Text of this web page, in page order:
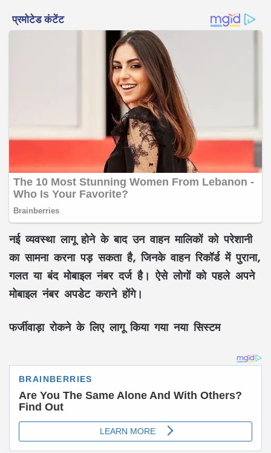
नई व्यवस्था लागू होने के बाद उन वाहन मालिकों को परेशानी
का सामना करना पड़ सकता है, जिनके वाहन रिकॉर्ड में पुराना,
गलत या बंद मोबाइल नंबर दर्ज है। ऐसे लोगों को पहले अपने
मोबाइल नंबर अपडेट कराने होंगे।
फर्जीवाड़ा रोकने के लिए लागू किया गया नया सिस्टम